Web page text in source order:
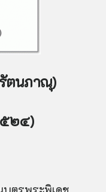
ตนภาณุ)
๒๔)